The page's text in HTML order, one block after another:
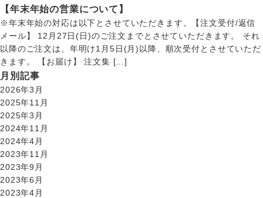
【年末年始の営業について】
※年末年始の対応は以下とさせていただきます。【注文受付/返信
メール】 12月27日(日)のご注文までとさせていただきます。 それ
以降のご注文は、年明け1月5日(月)以降、順次受付とさせていただ
きます。 【お届け】 注文集 […]
月別記事
2026年3月
2025年11月
2025年3月
2024年11月
2024年4月
2023年11月
2023年9月
2023年6月
2023年4月